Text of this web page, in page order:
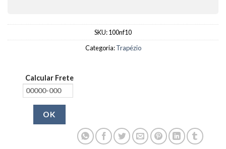
SKU:100nf10
Categoria:Trapézio
Calcular Frete
OK